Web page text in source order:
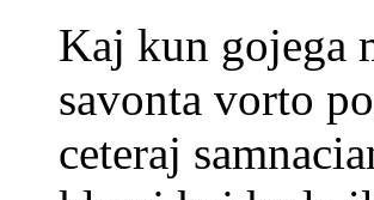
Kaj kun gojega
savonta vorto
ceteraj